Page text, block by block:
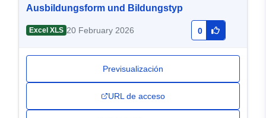
Ausbildungsform und Bildungstyp
Excel XLS 20 February 2026 0
Previsualización
URL de acceso